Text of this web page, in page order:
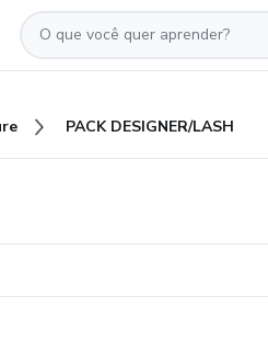
PACK DESIGNER/LASH